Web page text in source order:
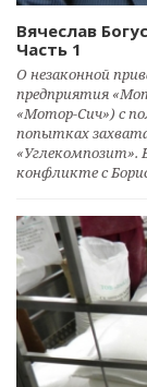
Вячеслав
Часть 1
О незаконной
предприятия
«Мотор-Сич») с
попытках
«Углекомпозит».
конфликте с